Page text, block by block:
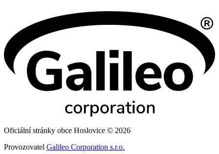
Oficiální stránky obce Hoslovice © 2026
Provozovatel Galileo Corporation s.r.o.